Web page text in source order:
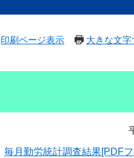
印刷ページ表示 大きな文
毎月勤労統計調査結果[PDF